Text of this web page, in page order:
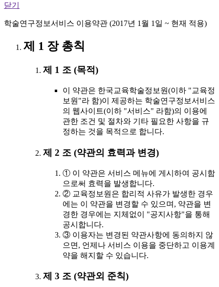
닫기
학술연구정보서비스 이용약관 (2017년 1월 1일 ~ 현재 적용)
제 1 장 총칙
제 1 조 (목적)
이 약관은 한국교육학술정보원(이하 "교육정
보원"라 함)이 제공하는 학술연구정보서비스
의 웹사이트(이하 "서비스" 라함)의 이용에
관한 조건 및 절차와 기타 필요한 사항을 규
정하는 것을 목적으로 합니다.
제 2 조 (약관의 효력과 변경)
① 이 약관은 서비스 메뉴에 게시하여 공시함
으로써 효력을 발생합니다.
② 교육정보원은 합리적 사유가 발생한 경우
에는 이 약관을 변경할 수 있으며, 약관을 변
경한 경우에는 지체없이 "공지사항"을 통해
공시합니다.
③ 이용자는 변경된 약관사항에 동의하지 않
으면, 언제나 서비스 이용을 중단하고 이용계
약을 해지할 수 있습니다.
제 3 조 (약관외 준칙)